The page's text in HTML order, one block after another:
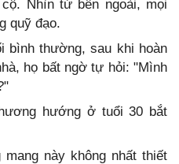
Nhìn từ bên ngoài, mọi
quỹ đạo.
bình thường, sau khi hoàn
họ bất ngờ tự hỏi: "Mình
hướng ở tuổi 30 bắt
này không nhất thiết